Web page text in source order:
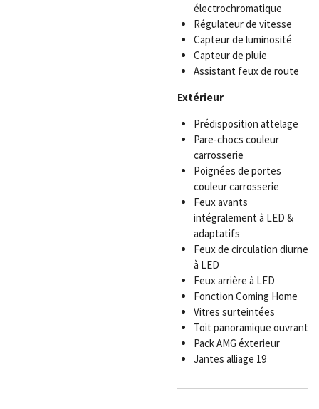
électrochromatique
Régulateur de vitesse
Capteur de luminosité
Capteur de pluie
Assistant feux de route
Extérieur
Prédisposition attelage
Pare-chocs couleur
carrosserie
Poignées de portes
couleur carrosserie
Feux avants
intégralement à LED &
adaptatifs
Feux de circulation diurne
à LED
Feux arrière à LED
Fonction Coming Home
Vitres surteintées
Toit panoramique ouvrant
Pack AMG éxterieur
Jantes alliage 19